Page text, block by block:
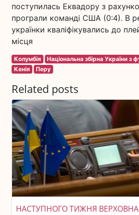
поступилась Еквадору з
програли команді США (0:4). В
українки кваліфікувались до
місця
Колумбія Національна збірна України з
Кенія
Перу
Related posts
НАСТУПНОГО ТИЖНЯ